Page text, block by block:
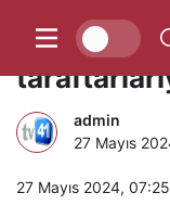
Şampiyon
admin
27 Mayıs
27 Mayıs 2024, 07:25